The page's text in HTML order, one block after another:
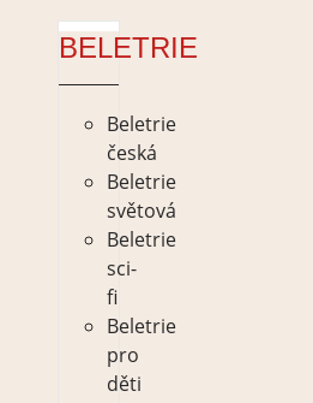
BELETRIE
Beletrie
česká
Beletrie
světová
Beletrie
sci-
fi
Beletrie
pro
děti